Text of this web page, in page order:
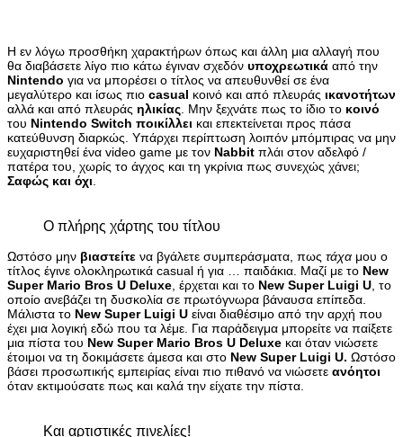
Η εν λόγω προσθήκη χαρακτήρων όπως και άλλη μια αλλαγή που
θα διαβάσετε λίγο πιο κάτω έγιναν σχεδόν υποχρεωτικά από την
Nintendo για να μπορέσει ο τίτλος να απευθυνθεί σε ένα
μεγαλύτερο και ίσως πιο casual κοινό και από πλευράς ικανοτήτων
αλλά και από πλευράς ηλικίας . Μην ξεχνάτε πως το ίδιο το κοινό
του Nintendo Switch ποικίλλει και επεκτείνεται προς πάσα
κατεύθυνση διαρκώς. Υπάρχει περίπτωση λοιπόν μπόμπιρας να μην
ευχαριστηθεί ένα video game με τον Nabbit πλάι στον αδελφό /
πατέρα του, χωρίς το άγχος και τη γκρίνια πως συνεχώς χάνει;
Σαφώς και όχι
Ο πλήρης χάρτης του τίτλου
Ωστόσο μην βιαστείτε να βγάλετε συμπεράσματα, πως τάχα μου ο
τίτλος έγινε ολοκληρωτικά casual ή για … παιδάκια. Μαζί με το New
Super Mario Bros U Deluxe , έρχεται και το New Super Luigi U , το
οποίο ανεβάζει τη δυσκολία σε πρωτόγνωρα βάναυσα επίπεδα.
Μάλιστα το New Super Luigi U είναι διαθέσιμο από την αρχή που
έχει μια λογική εδώ που τα λέμε. Για παράδειγμα μπορείτε να παίξετε
μια πίστα του New Super Mario Bros U Deluxe και όταν νιώσετε
έτοιμοι να τη δοκιμάσετε άμεσα και στο New Super Luigi U. Ωστόσο
βάσει προσωπικής εμπειρίας είναι πιο πιθανό να νιώσετε ανόητοι
όταν εκτιμούσατε πως και καλά την είχατε την πίστα.
Και αρτιστικές πινελίες!